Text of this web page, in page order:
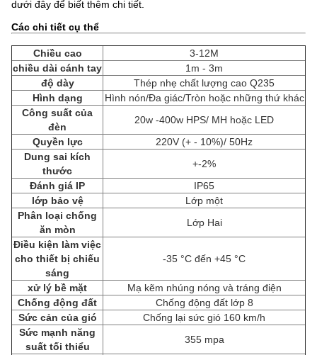
dưới đây để biết thêm chi tiết.
Các chi tiết cụ thể
Chiều cao
3-12M
chiều dài cánh tay
1m - 3m
độ dày
Thép nhẹ chất lượng cao Q235
Hình dạng
Hình nón/Đa giác/Tròn hoặc những thứ khác
Công suất của
đèn
20w -400w HPS/ MH hoặc LED
Quyền lực
220V (+ - 10%)/ 50Hz
Dung sai kích
thước
+-2%
Đánh giá IP
IP65
lớp bảo vệ
Lớp một
Phân loại chống
ăn mòn
Lớp Hai
Điều kiện làm việc
cho thiết bị chiếu
sáng
-35 °C đến +45 °C
xử lý bề mặt
Mạ kẽm nhúng nóng và tráng điện
Chống động đất
Chống động đất lớp 8
Sức cản của gió
Chống lại sức gió 160 km/h
Sức mạnh năng
suất tối thiểu
355 mpa